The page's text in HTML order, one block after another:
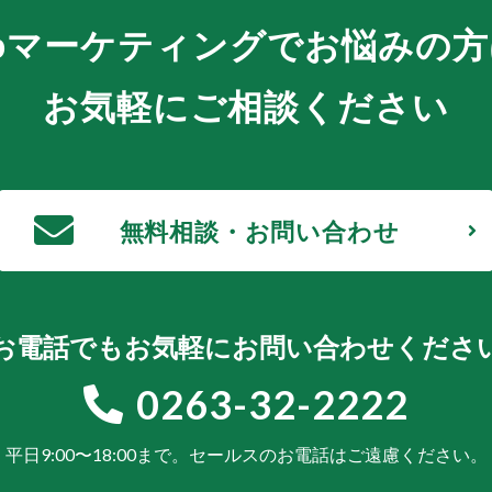
ーケティングでお悩みの
お気軽にご相談ください
無料相談・お問い合わせ
電話でもお気軽にお問い合わせくださ
0263-32-2222
平日9:00〜18:00まで。 セールスのお電話はご遠慮ください。